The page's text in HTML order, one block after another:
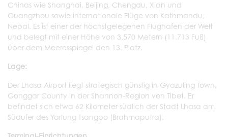
Chinas wie Shanghai, Beijing, Chengdu, Xian und
Guangzhou sowie internationale Flüge von Kathmandu,
Nepal. Es ist einer der höchstgelegenen Flughäfen der Welt
und belegt mit einer Höhe von 3.570 Metern (11.713 Fuß)
über dem Meeresspiegel den 13. Platz.
Lage:
Der Lhasa Airport liegt strategisch günstig in Gyazuling Town,
Gonggar County in der Shannon-Region von Tibet. Er
befindet sich etwa 62 Kilometer südlich der Stadt Lhasa am
Südufer des Yarlung Tsangpo (Brahmaputra).